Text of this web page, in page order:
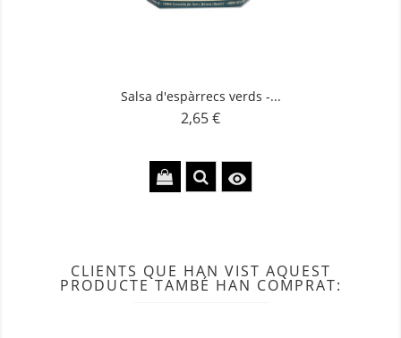
Salsa d'espàrrecs verds -...
Preu
2,65 €

CLIENTS QUE HAN VIST AQUEST
PRODUCTE TAMBÉ HAN COMPRAT: